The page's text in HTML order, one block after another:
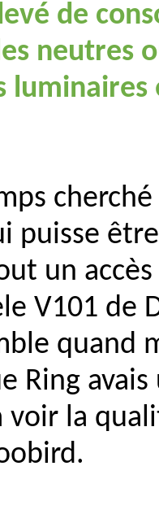
de
neutres
luminaires
puisse
un
V101 de
quand
Ring
voir la